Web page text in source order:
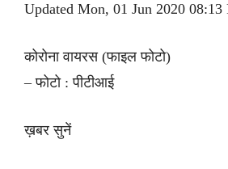
Updated Mon, 01 Jun 2020
कोरोना वायरस (फाइल फोटो)
– फोटो : पीटीआई
ख़बर सुनें